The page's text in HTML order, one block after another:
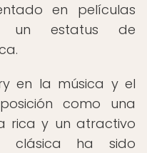
en películas
un estatus de
en la música y el
como una
rica y un atractivo
clásica ha sido